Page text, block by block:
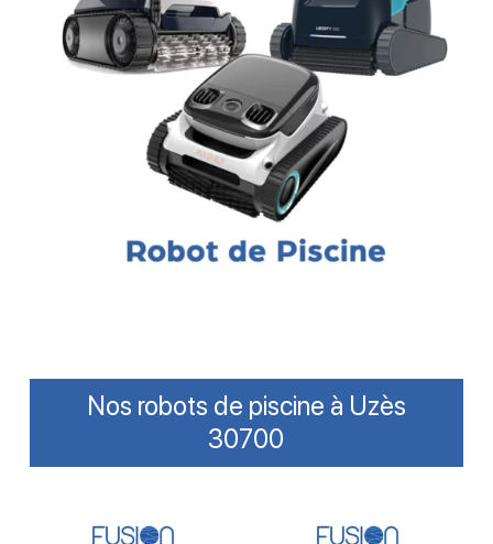
Nos robots de piscine à Uzès
30700